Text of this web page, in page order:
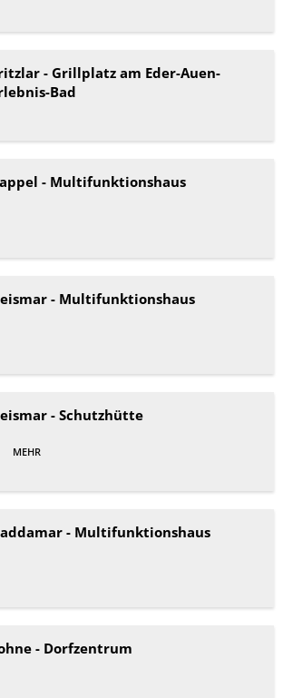
- Grillplatz am Eder-Auen-
Bad
- Multifunktionshaus
- Multifunktionshaus
- Schutzhütte
MEHR
- Multifunktionshaus
- Dorfzentrum